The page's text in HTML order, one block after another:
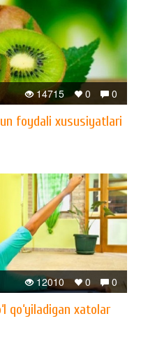
0
0
14715
foydali xususiyatlari
0
0
12010
qo‘yiladigan xatolar